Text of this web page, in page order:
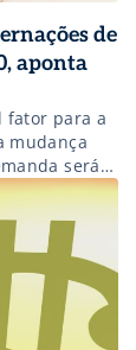
de
aponta
fator para a
mudança
será